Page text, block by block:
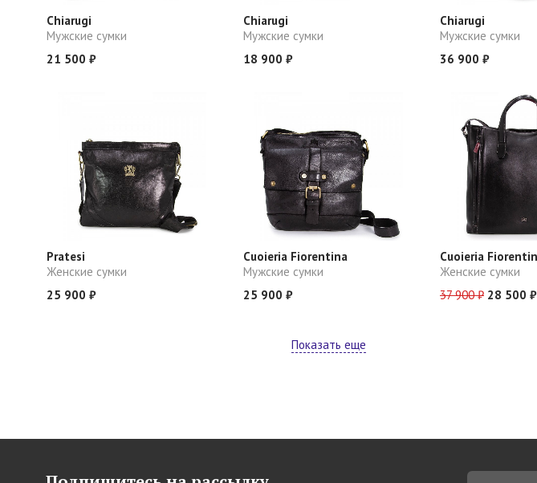
Chiarugi
Мужские сумки
21 500 ₽
Chiarugi
Мужские сумки
18 900 ₽
Chiarugi
Мужские сумки
36 900 ₽
Pratesi
Женские сумки
25 900 ₽
Cuoieria Fiorentina
Мужские сумки
25 900 ₽
Cuoieria
Женские сумки
37 900 ₽ 28 500 ₽
Показать еще